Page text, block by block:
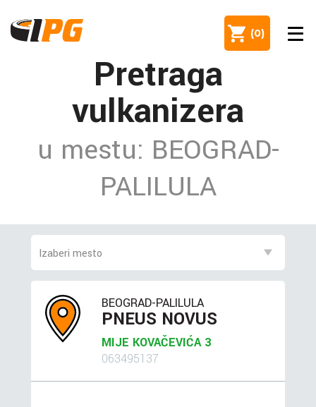
(0)
Pretraga
vulkanizera
u mestu: BEOGRAD-
PALILULA
BEOGRAD-PALILULA
PNEUS NOVUS
MIJE KOVAČEVIĆA 3
063495137